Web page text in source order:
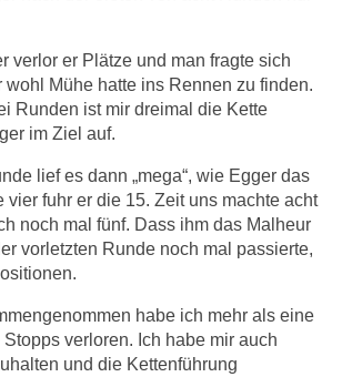
verlor er Plätze und man fragte sich
wohl Mühe hatte ins Rennen zu finden.
Runden ist mir dreimal die Kette
im Ziel auf.
lief es dann „mega“, wie Egger das
vier fuhr er die 15. Zeit uns machte acht
noch mal fünf. Dass ihm das Malheur
vorletzten Runde noch mal passierte,
habe ich mehr als eine
verloren. Ich habe mir auch
und die Kettenführung